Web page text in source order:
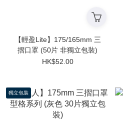
【輕盈Lite】175/165mm 三
摺口罩 (50片 非獨立包裝)
HK$52.00
獨立包裝